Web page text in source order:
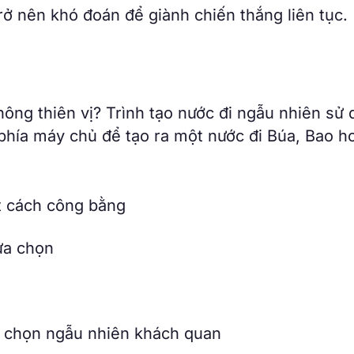
nên khó đoán để giành chiến thắng liên tục.
thiên vị? Trình tạo nước đi ngẫu nhiên sử
máy chủ để tạo ra một nước đi Búa, Bao
công bằng
chọn
ngẫu nhiên khách quan